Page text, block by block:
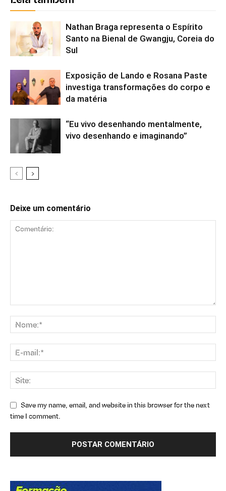
Nathan Braga representa o Espírito
Santo na Bienal de Gwangju, Coreia do
Sul
Exposição de Lando e Rosana Paste
investiga transformações do corpo e
da matéria
“Eu vivo desenhando mentalmente,
vivo desenhando e imaginando”
Deixe um comentário
Save my name, email, and website in this browser for the next
time I comment.